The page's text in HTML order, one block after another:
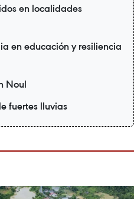
en localidades
en educación y resiliencia
Noul
fuertes lluvias